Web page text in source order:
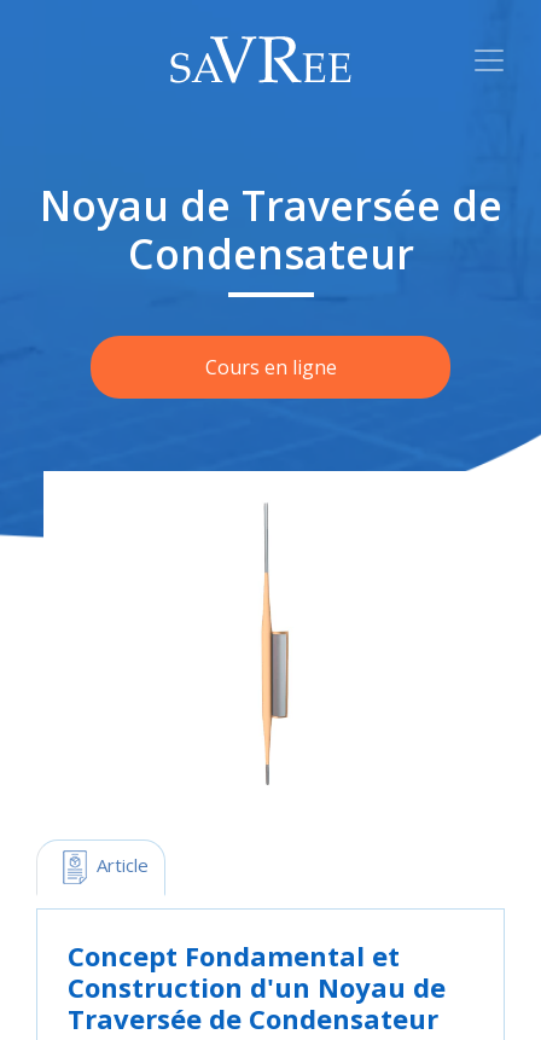
Noyau de Traversée de
Condensateur
Cours en ligne
Article
Concept Fondamental et
Construction d'un Noyau de
Traversée de Condensateur